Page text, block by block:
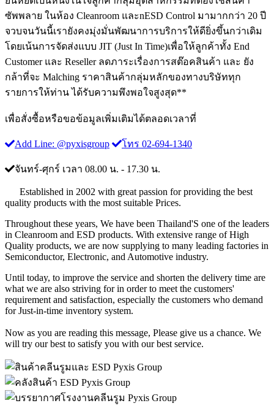
ซัพพลาย ในห้อง Cleanroom และnESD Control มามากกว่า 20 ปี
จวบจนวันนี้เรายังคงมุ่งมั่นพัฒนาการบริการให้ดียิ่งขึ้นกว่าเดิม
โดยเน้นการจัดส่งแบบ JIT (Just In Time)เพื่อให้ลูกค้าทั้ง End
Customer และ Reseller ลดภาระเรื่องการสต๊อคสินค้า และ ยัง
กล้าที่จะ Malching ราคาสินค้ากลุ่มหลักของทางบริษัททุก
รายการให้ท่าน ได้รับความพึงพอใจสูงสุด**
เพื่อสั่งซื้อหรือขอข้อมูลเพิ่มเติมได้ตลอดเวลาที่
Add Line: @pyxisgroup โทร 02-694-1340
จันทร์-ศุกร์ เวลา 08.00 น. - 17.30 น.
Established in 2002 with great passion for providing the best
quality products with the most suitable Prices.
Throughout these years, We have been Thailand'S one of the leaders
in Cleanroom and ESD products. With extensive range of High
Quality products, we are now supplying to many leading factories in
Semiconductor, Electronic, and Automotive industry.
Until today, to improve the service and shorten the delivery time are
what we are also striving for in order to meet the customers'
requirement and satisfaction, especially the customers who demand
for Just-in-time inventory system.
Now as you are reading this message, Please give us a chance. We
will try our best to satisfy you with our best service.